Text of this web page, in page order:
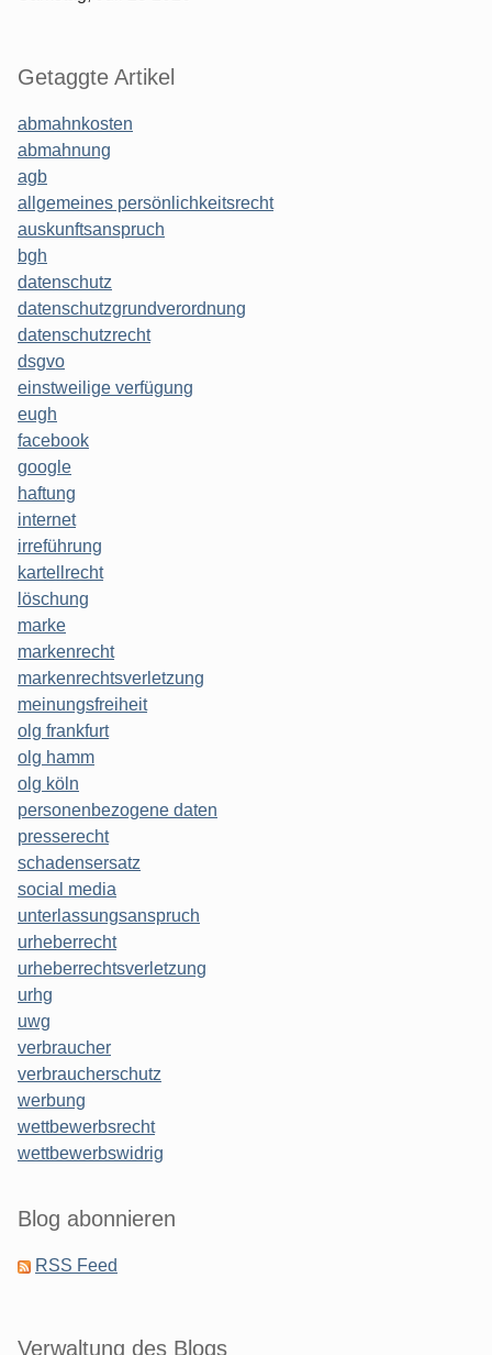
Getaggte Artikel
abmahnkosten
abmahnung
agb
allgemeines persönlichkeitsrecht
auskunftsanspruch
bgh
datenschutz
datenschutzgrundverordnung
datenschutzrecht
dsgvo
einstweilige verfügung
eugh
facebook
google
haftung
internet
irreführung
kartellrecht
löschung
marke
markenrecht
markenrechtsverletzung
meinungsfreiheit
olg frankfurt
olg hamm
olg köln
personenbezogene daten
presserecht
schadensersatz
social media
unterlassungsanspruch
urheberrecht
urheberrechtsverletzung
urhg
uwg
verbraucher
verbraucherschutz
werbung
wettbewerbsrecht
wettbewerbswidrig
Blog abonnieren
RSS Feed
Verwaltung des Blogs